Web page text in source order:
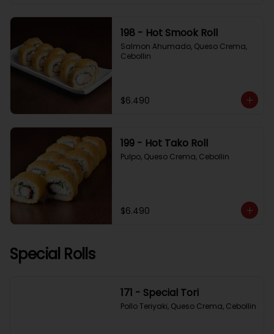
198 - Hot Smook Roll
Salmon Ahumado, Queso Crema,
Cebollin
$6.490
199 - Hot Tako Roll
Pulpo, Queso Crema, Cebollin
$6.490
Special Rolls
171 - Special Tori
Pollo Teriyaki, Queso Crema, Cebollin